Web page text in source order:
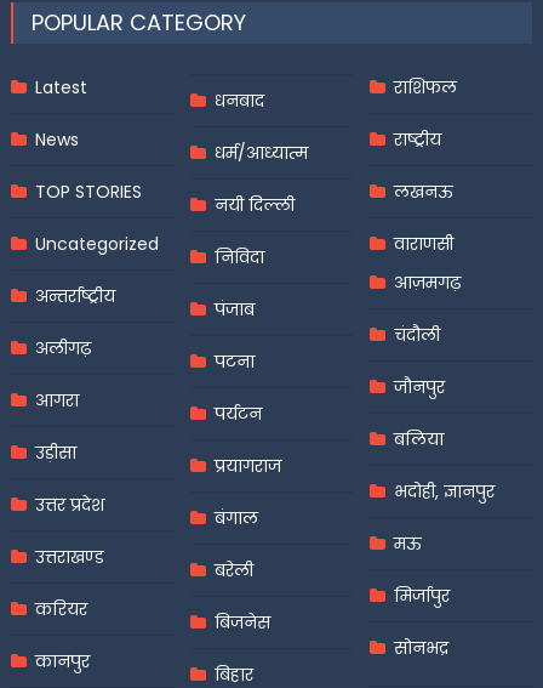
POPULAR CATEGORY
Latest
News
TOP STORIES
Uncategorized
अन्तर्राष्ट्रीय
अलीगढ़
आगरा
उड़ीसा
उत्तर प्रदेश
उत्तराखण्ड
करियर
कानपुर
धनबाद
धर्म/आध्यात्म
नयी दिल्ली
निविदा
पंजाब
पटना
पर्यटन
प्रयागराज
बंगाल
बरेली
बिजनेस
बिहार
राशिफल
राष्ट्रीय
लखनऊ
वाराणसी
आज़मगढ़
चंदौली
जौनपुर
बलिया
भदोही, ज्ञानपुर
मऊ
मिर्जापुर
सोनभद्र